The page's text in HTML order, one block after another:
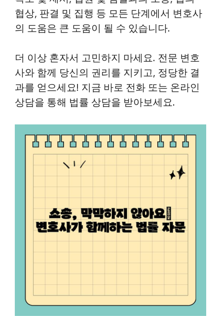
협상, 판결 및 집행 등 모든 단계에서 변호사
의 도움은 큰 도움이 될 수 있습니다.
더 이상 혼자서 고민하지 마세요. 전문 변호
사와 함께 당신의 권리를 지키고, 정당한 결
과를 얻으세요! 지금 바로 전화 또는 온라인
상담을 통해 법률 상담을 받아보세요.